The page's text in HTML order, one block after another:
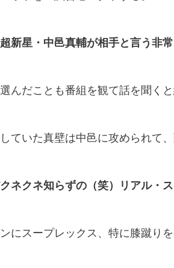
新星・中邑真輔が相手と言う非常
んだことも番組を観て話を聞くと
ていた真壁は中邑に攻められて
ネクネ知らずの（笑）リアル・ス
にスープレックス、特に膝蹴り